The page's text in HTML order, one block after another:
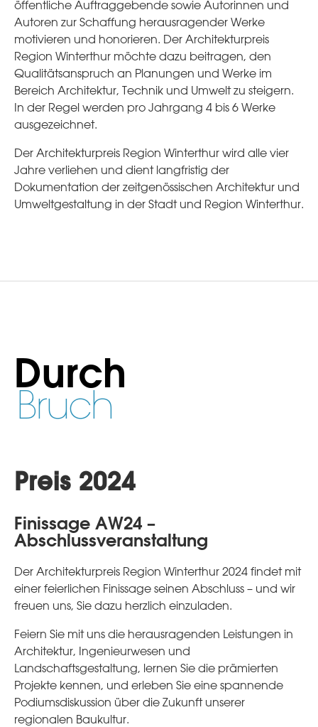
öffentliche Auftraggebende sowie Autorinnen und
Autoren zur Schaffung herausragender Werke
motivieren und honorieren. Der Architekturpreis
Region Winterthur möchte dazu beitragen, den
Qualitätsanspruch an Planungen und Werke im
Bereich Architektur, Technik und Umwelt zu steigern.
In der Regel werden pro Jahrgang 4 bis 6 Werke
ausgezeichnet.
Der Architekturpreis Region Winterthur wird alle vier
Jahre verliehen und dient langfristig der
Dokumentation der zeitgenössischen Architektur und
Umweltgestaltung in der Stadt und Region Winterthur.
Durch
Bruch
Preis 2024
Finissage AW24 –
Abschlussveranstaltung
Der Architekturpreis Region Winterthur 2024 findet mit
einer feierlichen Finissage seinen Abschluss – und wir
freuen uns, Sie dazu herzlich einzuladen.
Feiern Sie mit uns die herausragenden Leistungen in
Architektur, Ingenieurwesen und
Landschaftsgestaltung, lernen Sie die prämierten
Projekte kennen, und erleben Sie eine spannende
Podiumsdiskussion über die Zukunft unserer
regionalen Baukultur.